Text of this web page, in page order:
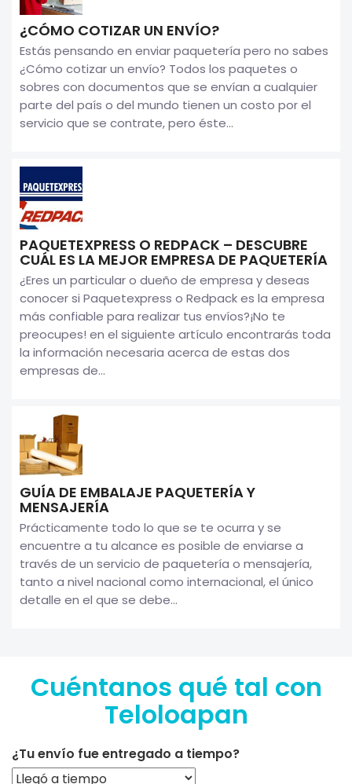
¿CÓMO COTIZAR UN ENVÍO?
Estás pensando en enviar paquetería pero no sabes
¿Cómo cotizar un envío? Todos los paquetes o
sobres con documentos que se envían a cualquier
parte del país o del mundo tienen un costo por el
servicio que se contrate, pero éste...
PAQUETEXPRESS O REDPACK – DESCUBRE
CUÁL ES LA MEJOR EMPRESA DE PAQUETERÍA
¿Eres un particular o dueño de empresa y deseas
conocer si Paquetexpress o Redpack es la empresa
más confiable para realizar tus envíos?¡No te
preocupes! en el siguiente artículo encontrarás toda
la información necesaria acerca de estas dos
empresas de...
GUÍA DE EMBALAJE PAQUETERÍA Y
MENSAJERÍA
Prácticamente todo lo que se te ocurra y se
encuentre a tu alcance es posible de enviarse a
través de un servicio de paquetería o mensajería,
tanto a nivel nacional como internacional, el único
detalle en el que se debe...
Cuéntanos qué tal con
Teloloapan
¿Tu envío fue entregado a tiempo?